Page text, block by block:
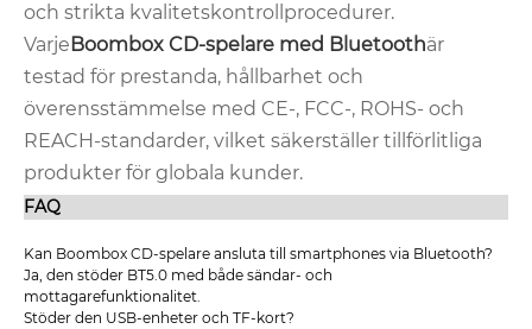
och strikta kvalitetskontrollprocedurer.
VarjeBoombox CD-spelare med Bluetoothär
testad för prestanda, hållbarhet och
överensstämmelse med CE-, FCC-, ROHS- och
REACH-standarder, vilket säkerställer tillförlitliga
produkter för globala kunder.
FAQ
Kan Boombox CD-spelare ansluta till smartphones via Bluetooth?
Ja, den stöder BT5.0 med både sändar- och
mottagarefunktionalitet.
Stöder den USB-enheter och TF-kort?